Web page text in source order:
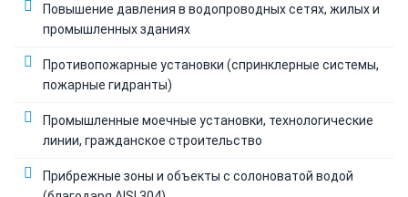
Повышение давления в водопроводных сетях, жилых и
промышленных зданиях
Противопожарные установки (спринклерные системы,
пожарные гидранты)
Промышленные моечные установки, технологические
линии, гражданское строительство
Прибрежные зоны и объекты с солоноватой водой